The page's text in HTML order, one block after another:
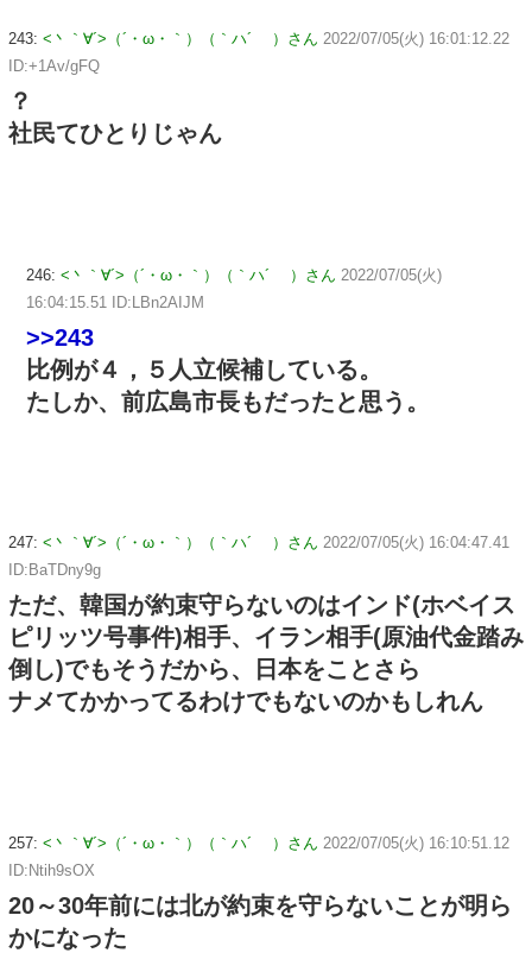
243: <丶｀∀´>（´・ω・｀）（｀ハ´ ）さん 2022/07/05(火) 16:01:12.22
ID:+1Av/gFQ
？
社民てひとりじゃん
246: <丶｀∀´>（´・ω・｀）（｀ハ´ ）さん 2022/07/05(火)
16:04:15.51 ID:LBn2AIJM
>>243
比例が４，５人立候補している。
たしか、前広島市長もだったと思う。
247: <丶｀∀´>（´・ω・｀）（｀ハ´ ）さん 2022/07/05(火) 16:04:47.41
ID:BaTDny9g
ただ、韓国が約束守らないのはインド(ホベイス
ピリッツ号事件)相手、イラン相手(原油代金踏み
倒し)でもそうだから、日本をことさら
ナメてかかってるわけでもないのかもしれん
257: <丶｀∀´>（´・ω・｀）（｀ハ´ ）さん 2022/07/05(火) 16:10:51.12
ID:Ntih9sOX
20～30年前には北が約束を守らないことが明ら
かになった